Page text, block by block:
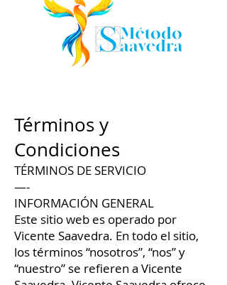
Términos y
Condiciones
TÉRMINOS DE SERVICIO
—-
INFORMACIÓN GENERAL
Este sitio web es operado por
Vicente Saavedra. En todo el sitio,
los términos “nosotros”, “nos” y
“nuestro” se refieren a Vicente